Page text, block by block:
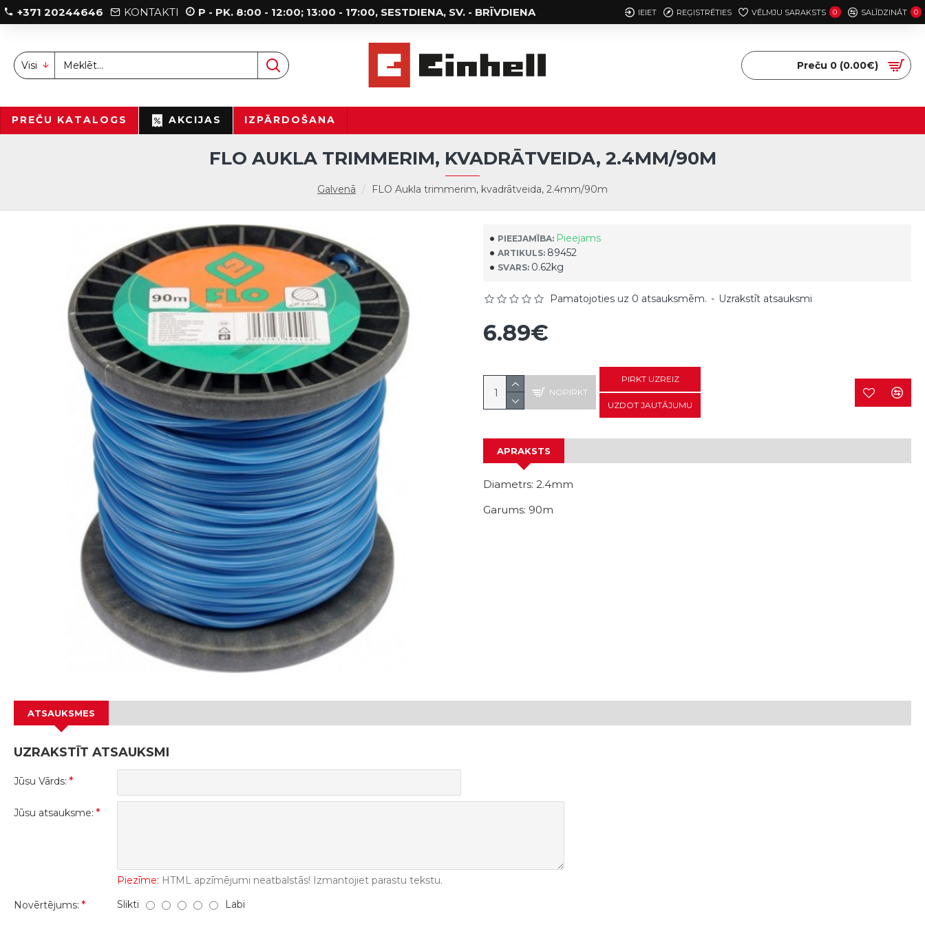
+371 20244646 KONTAKTI P - PK. 8:00 - 12:00; 13:00 - 17:00, SESTDIENA, SV. - BRĪVDIENA IEIET REĢISTRĒTIES VĒLMJU SARAKSTS 0 SALĪDZINĀT 0
Visi Preču 0 (0.00€)
PREČU KATALOGS AKCIJAS IZPĀRDOŠANA
Galvenā FLO Aukla trimmerim, kvadrātveida, 2.4mm/90m
FLO AUKLA TRIMMERIM, KVADRĀTVEIDA, 2.4MM/90M
PIEEJAMĪBA: Pieejams
ARTIKULS: 89452
SVARS: 0.62kg
Pamatojoties uz 0 atsauksmēm. - Uzrakstīt atsauksmi
6.89€
NOPIRKT
PIRKT UZREIZ
UZDOT JAUTĀJUMU
APRAKSTS
Diametrs: 2.4mm
Garums: 90m
ATSAUKSMES
UZRAKSTĪT ATSAUKSMI
Jūsu Vārds:
Jūsu atsauksme:
Piezīme: HTML apzīmējumi neatbalstās! Izmantojiet parastu tekstu.
Novērtējums:
Slikti Labi